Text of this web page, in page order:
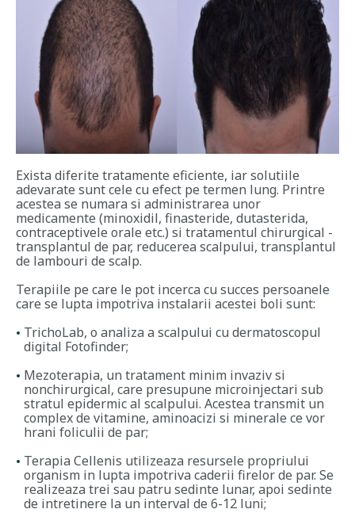
Exista diferite tratamente eficiente, iar solutiile
adevarate sunt cele cu efect pe termen lung. Printre
acestea se numara si administrarea unor
medicamente (minoxidil, finasteride, dutasterida,
contraceptivele orale etc.) si tratamentul chirurgical -
transplantul de par, reducerea scalpului, transplantul
de lambouri de scalp.
Terapiile pe care le pot incerca cu succes persoanele
care se lupta impotriva instalarii acestei boli sunt:
TrichoLab, o analiza a scalpului cu dermatoscopul
digital Fotofinder;
Mezoterapia, un tratament minim invaziv si
nonchirurgical, care presupune microinjectari sub
stratul epidermic al scalpului. Acestea transmit un
complex de vitamine, aminoacizi si minerale ce vor
hrani foliculii de par;
Terapia Cellenis utilizeaza resursele propriului
organism in lupta impotriva caderii firelor de par. Se
realizeaza trei sau patru sedinte lunar, apoi sedinte
de intretinere la un interval de 6-12 luni;